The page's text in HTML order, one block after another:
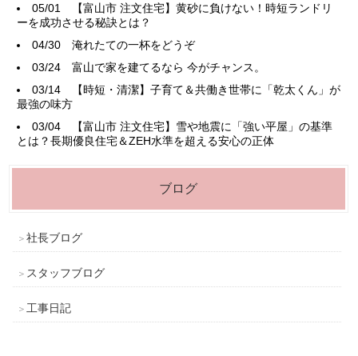
05/01
【富山市 注文住宅】黄砂に負けない！時短ランドリ
ーを成功させる秘訣とは？
04/30淹れたての一杯をどうぞ
03/24富山で家を建てるなら 今がチャンス。
03/14
【時短・清潔】子育て＆共働き世帯に「乾太くん」が
最強の味方
03/04
【富山市 注文住宅】雪や地震に「強い平屋」の基準
とは？長期優良住宅＆ZEH水準を超える安心の正体
ブログ
社長ブログ
スタッフブログ
工事日記